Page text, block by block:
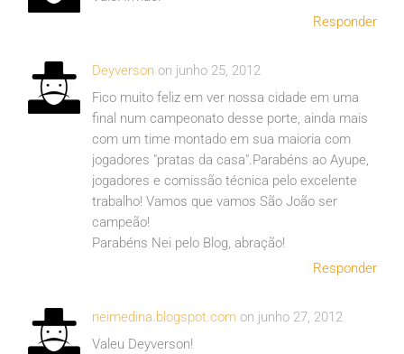
Responder
Deyverson on junho 25, 2012
Fico muito feliz em ver nossa cidade em uma
final num campeonato desse porte, ainda mais
com um time montado em sua maioria com
jogadores "pratas da casa".Parabéns ao Ayupe,
jogadores e comissão técnica pelo excelente
trabalho! Vamos que vamos São João ser
campeão!
Parabéns Nei pelo Blog, abração!
Responder
neimedina.blogspot.com on junho 27, 2012
Valeu Deyverson!